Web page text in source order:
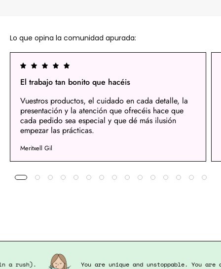
Lo que opina la comunidad apurada:
El trabajo tan bonito que hacéis
Vuestros productos, el cuidado en cada detalle, la
presentación y la atención que ofrecéis hace que
cada pedido sea especial y que dé más ilusión
empezar las prácticas.
Meritxell Gil
in a rush). You are unique and unstoppable. You